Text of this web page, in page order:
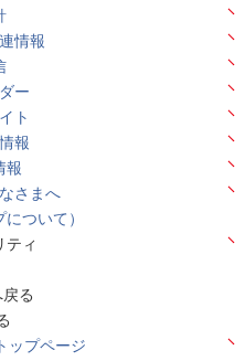
情報
ー
ト
報
報
さまへ
について）
ティ
る
ップページ